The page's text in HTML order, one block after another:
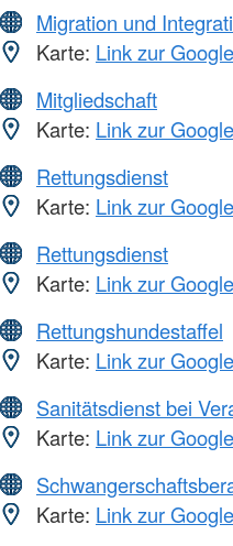
Migration und
Karte: Link zur
Mitgliedschaft
Karte: Link zur
Rettungsdienst
Karte: Link zur
Rettungsdienst
Karte: Link zur
Rettungshundestaffel
Karte: Link zur
Sanitätsdienst bei
Karte: Link zur
Karte: Link zur